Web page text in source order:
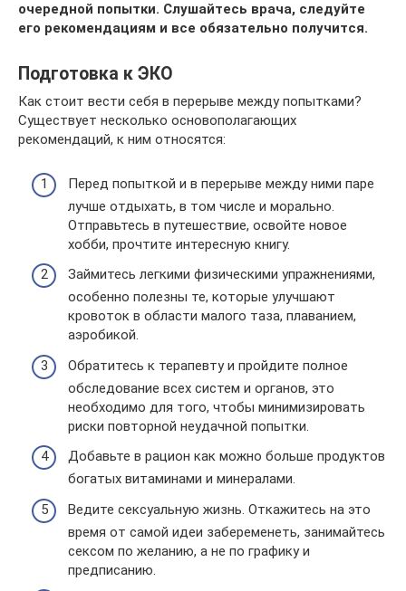
очередной попытки. Слушайтесь врача, следуйте
его рекомендациям и все обязательно получится.
Подготовка к ЭКО
Как стоит вести себя в перерыве между попытками?
Существует несколько основополагающих
рекомендаций, к ним относятся:
Перед попыткой и в перерыве между ними паре
лучше отдыхать, в том числе и морально.
Отправьтесь в путешествие, освойте новое
хобби, прочтите интересную книгу.
Займитесь легкими физическими упражнениями,
особенно полезны те, которые улучшают
кровоток в области малого таза, плаванием,
аэробикой.
Обратитесь к терапевту и пройдите полное
обследование всех систем и органов, это
необходимо для того, чтобы минимизировать
риски повторной неудачной попытки.
Добавьте в рацион как можно больше продуктов
богатых витаминами и минералами.
Ведите сексуальную жизнь. Откажитесь на это
время от самой идеи забеременеть, занимайтесь
сексом по желанию, а не по графику и
предписанию.